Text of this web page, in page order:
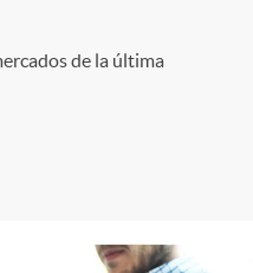
de la última